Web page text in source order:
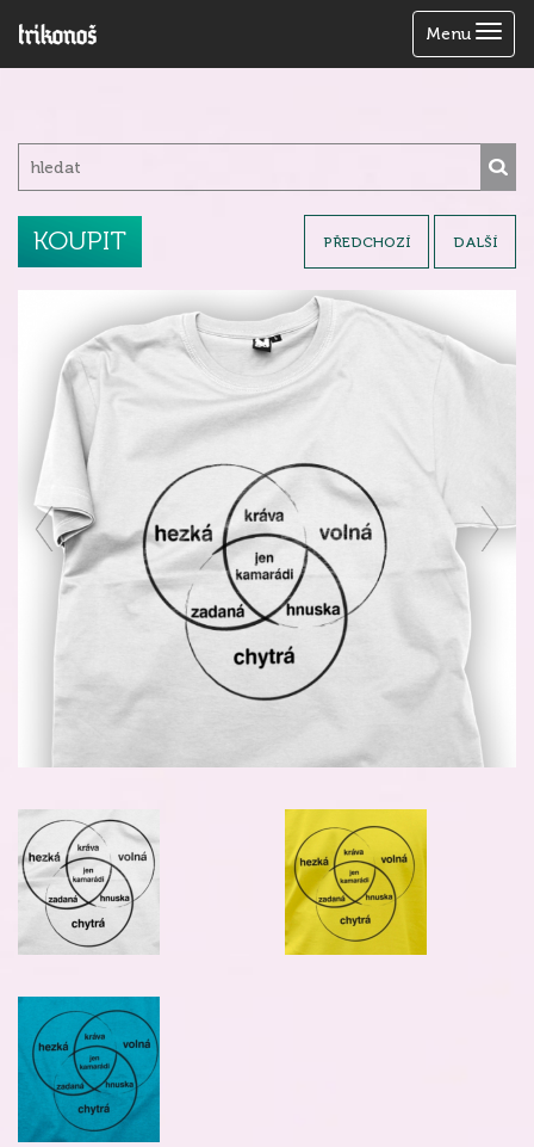
Zobrazit
menu
Menu
KOUPIT PŘEDCHOZÍ DALŠÍ